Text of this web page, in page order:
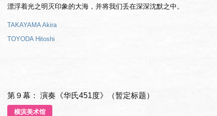
漂浮着光之明灭印象的大海，并将我们丢在深深沈默之中。
TAKAYAMA Akira
TOYODA Hitoshi
第９幕： 演奏《华氏451度》（暂定标题）
横滨美术馆